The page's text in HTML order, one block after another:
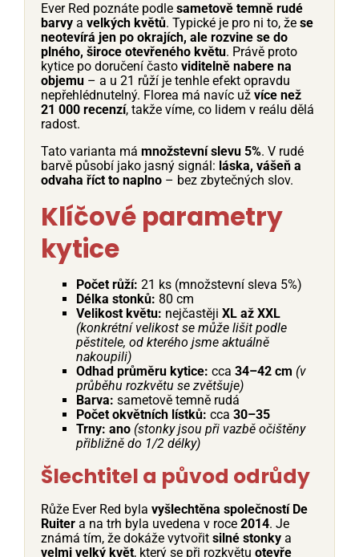
Ever Red poznáte podle sametově temně rudé
barvy a velkých květů. Typické je pro ni to, že se
neotevírá jen po okrajích, ale rozvine se do
plného, široce otevřeného květu. Právě proto
kytice po doručení často viditelně nabere na
objemu – a u 21 růží je tenhle efekt opravdu
nepřehlédnutelný. Florea má navíc už více než
21 000 recenzí, takže víme, co lidem v reálu dělá
radost.
Tato varianta má množstevní slevu 5%. V rudé
barvě působí jako jasný signál: láska, vášeň a
odvaha říct to naplno – bez zbytečných slov.
Klíčové parametry
kytice
Počet růží: 21 ks (množstevní sleva 5%)
Délka stonků: 80 cm
Velikost květu: nejčastěji XL až XXL
(konkrétní velikost se může lišit podle
pěstitele, od kterého jsme aktuálně
nakoupili)
Odhad průměru kytice: cca 34–42 cm (v
průběhu rozkvětu se zvětšuje)
Barva: sametově temně rudá
Počet okvětních lístků: cca 30–35
Trny: ano (stonky jsou při vazbě očištěny
přibližně do 1/2 délky)
Šlechtitel a původ odrůdy
Růže Ever Red byla vyšlechtěna společností De
Ruiter a na trh byla uvedena v roce 2014. Je
známá tím, že dokáže vytvořit silné stonky a
velmi velký květ, který se při rozkvětu otevře